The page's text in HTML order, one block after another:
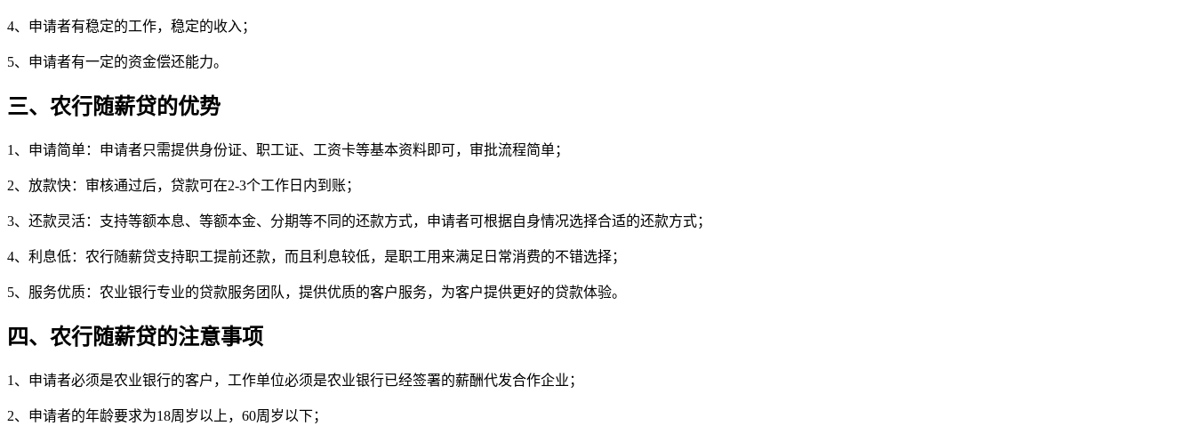
4、申请者有稳定的工作，稳定的收入；
5、申请者有一定的资金偿还能力。
三、农行随薪贷的优势
1、申请简单：申请者只需提供身份证、职工证、工资卡等基本资料即可，审批流程简单；
2、放款快：审核通过后，贷款可在2-3个工作日内到账；
3、还款灵活：支持等额本息、等额本金、分期等不同的还款方式，申请者可根据自身情况选择合适的还款方式；
4、利息低：农行随薪贷支持职工提前还款，而且利息较低，是职工用来满足日常消费的不错选择；
5、服务优质：农业银行专业的贷款服务团队，提供优质的客户服务，为客户提供更好的贷款体验。
四、农行随薪贷的注意事项
1、申请者必须是农业银行的客户，工作单位必须是农业银行已经签署的薪酬代发合作企业；
2、申请者的年龄要求为18周岁以上，60周岁以下；